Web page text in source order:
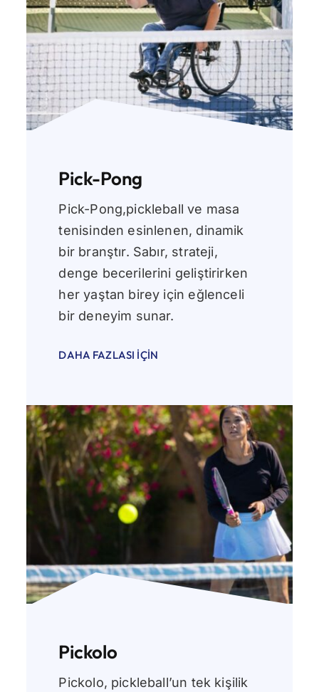
Pick-Pong
Pick-Pong,pickleball ve masa
tenisinden esinlenen, dinamik
bir branştır. Sabır, strateji,
denge becerilerini geliştirirken
her yaştan birey için eğlenceli
bir deneyim sunar.
DAHA FAZLASI İÇIN
Pickolo
Pickolo, pickleball’un tek kişilik